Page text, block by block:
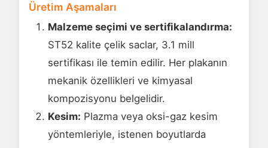
Üretim Aşamaları
Malzeme seçimi ve sertifikalandırma:
ST52 kalite çelik saclar, 3.1 mill
sertifikası ile temin edilir. Her plakanın
mekanik özellikleri ve kimyasal
kompozisyonu belgelidir.
Kesim: Plazma veya oksi-gaz kesim
yöntemleriyle, istenen boyutlarda